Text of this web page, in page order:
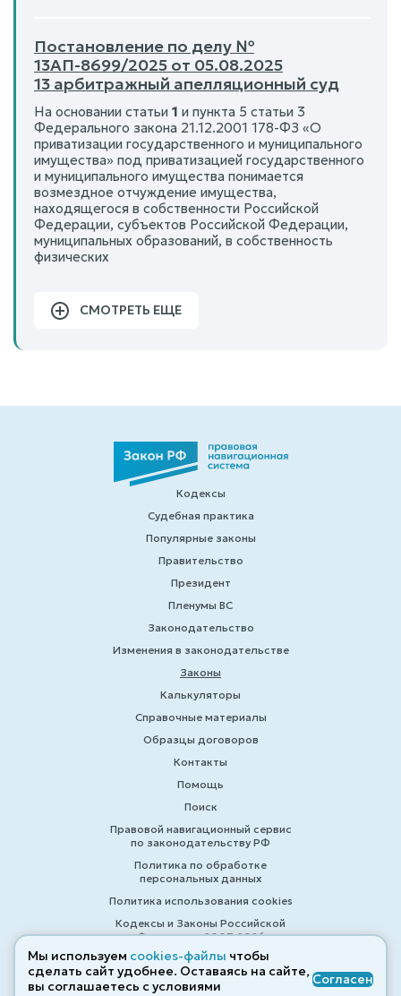
Постановление по делу №
13АП-8699/2025 от 05.08.2025
13 арбитражный апелляционный суд
На основании статьи 1 и пункта 5 статьи 3
Федерального закона 21.12.2001 178-ФЗ «О
приватизации государственного и муниципального
имущества» под приватизацией государственного
и муниципального имущества понимается
возмездное отчуждение имущества,
находящегося в собственности Российской
Федерации, субъектов Российской Федерации,
муниципальных образований, в собственность
физических
СМОТРЕТЬ ЕЩЕ
Кодексы
Судебная практика
Популярные законы
Правительство
Президент
Пленумы ВС
Законодательство
Изменения в законодательстве
Законы
Калькуляторы
Справочные материалы
Образцы договоров
Контакты
Помощь
Поиск
Правовой навигационный сервис
по законодательству РФ
Политика по обработке
персональных данных
Политика использования cookies
Кодексы и Законы Российской
Федерации 2007-2026
© ZAKONRF.INFO
Мы используем cookies-файлы чтобы
сделать сайт удобнее. Оставаясь на сайте,
вы соглашаетесь с условиями
Согласен